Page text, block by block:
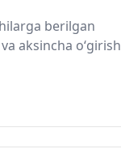
berilgan
aksincha o‘girish